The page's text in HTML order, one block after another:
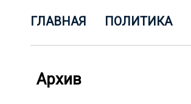
ГЛАВНАЯ ПОЛИТИКА
Архив